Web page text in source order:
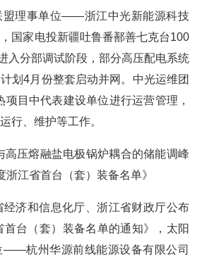
理事单位——浙江中光新能源科技
国家电投新疆吐鲁番鄯善七克台100
入分部调试阶段，部分高压配电系统
划4月份整套启动并网。中光运维团
项目中代表建设单位进行运营管理，
行、维护等工作。
压熔融盐电极锅炉耦合的储能调峰
浙江省首台（套）装备名单》
济和信息化厅、浙江省财政厅公布
首台（套）装备名单的通知》，太阳
——杭州华源前线能源设备有限公司